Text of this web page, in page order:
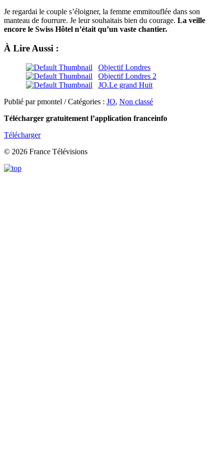
Je regardai le couple s’éloigner, la femme emmitouflée dans son
manteau de fourrure. Je leur souhaitais bien du courage. La veille
encore le Swiss Hôtel n’était qu’un vaste chantier.
À Lire Aussi :
Objectif Londres
Objectif Londres 2
JO.Le grand Huit
Publié par pmontel / Catégories : JO, Non classé
Télécharger gratuitement l’application franceinfo
Télécharger
© 2026 France Télévisions